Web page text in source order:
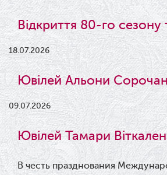
Відкриття 80-го сезону
18.07.2026
Ювілей Альони Сорочан
09.07.2026
Ювілей Тамари
28.06.2026
В честь празднования